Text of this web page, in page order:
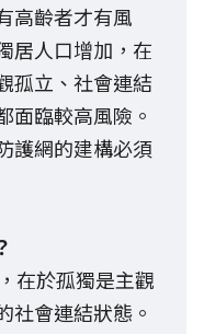
高齡者才有風
居人口增加，在
孤立、社會連結
面臨較高風險。
護網的建構必須
在於孤獨是主觀
社會連結狀態。